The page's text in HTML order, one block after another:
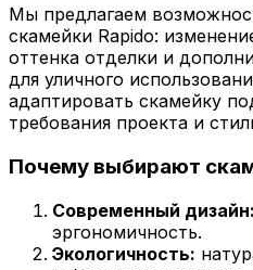
Мы предлагаем
скамейки Rapido:
оттенка отделки и
для уличного
адаптировать скамейку
требования проекта и
Почему выбирают
Современный дизайн:
эргономичность.
Экологичность: